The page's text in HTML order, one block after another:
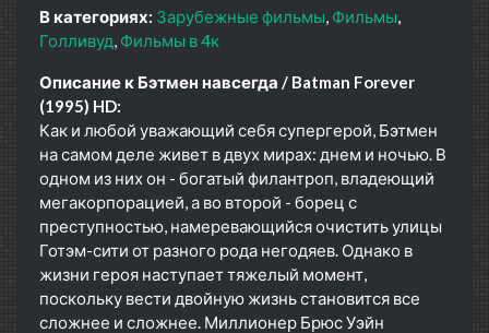
В категориях: Зарубежные фильмы Фильмы
Голливуд Фильмы в 4к
Описание к Бэтмен навсегда / Batman Forever
(1995) HD:
Как и любой уважающий себя супергерой, Бэтмен
на самом деле живет в двух мирах: днем и ночью. В
одном из них он - богатый филантроп, владеющий
мегакорпорацией, а во второй - борец с
преступностью, намеревающийся очистить улицы
Готэм-сити от разного рода негодяев. Однако в
жизни героя наступает тяжелый момент,
поскольку вести двойную жизнь становится все
сложнее и сложнее. Миллионер Брюс Уэйн